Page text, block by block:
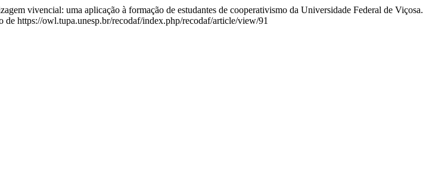
vivencial: uma aplicação à formação de estudantes de cooperativismo da Universidade Federal de Viçosa.
de https://owl.tupa.unesp.br/recodaf/index.php/recodaf/article/view/91